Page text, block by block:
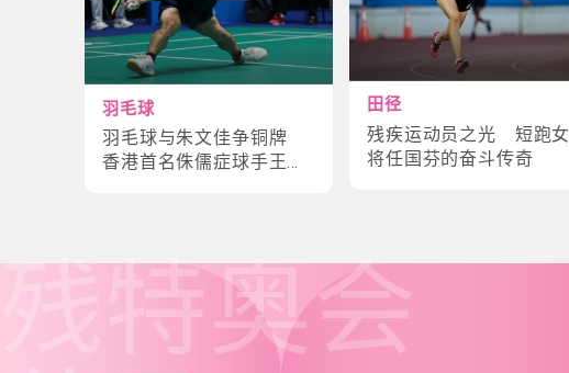
羽毛球
羽毛球与朱文佳争铜牌
香港首名侏儒症球手王镇
田径
残疾运动员之光 短跑女
将任国芬的奋斗传奇
残特奥会